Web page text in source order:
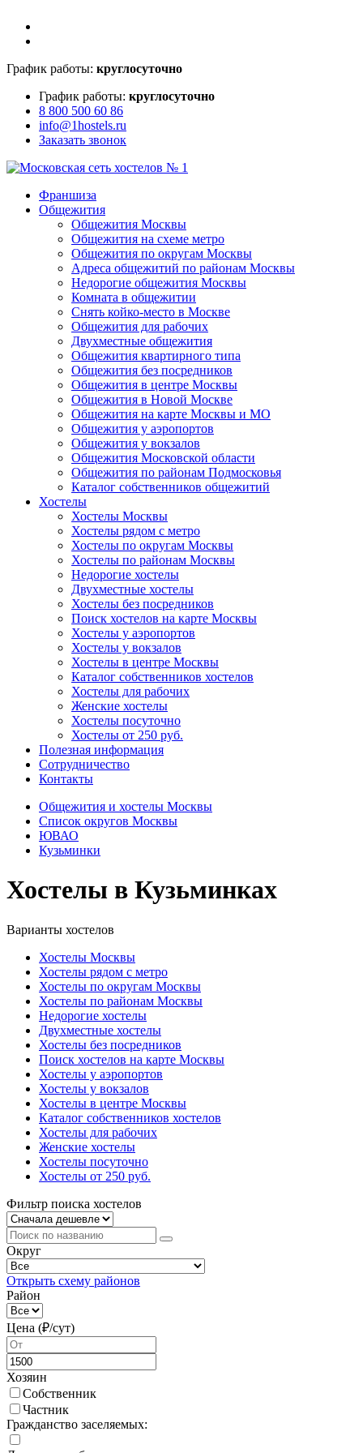
График работы: круглосуточно
График работы: круглосуточно
8 800 500 60 86
info@1hostels.ru
Заказать звонок
Франшиза
Общежития
Общежития Москвы
Общежития на схеме метро
Общежития по округам Москвы
Адреса общежитий по районам Москвы
Недорогие общежития Москвы
Комната в общежитии
Снять койко-место в Москве
Общежития для рабочих
Двухместные общежития
Общежития квартирного типа
Общежития без посредников
Общежития в центре Москвы
Общежития в Новой Москве
Общежития на карте Москвы и МО
Общежития у аэропортов
Общежития у вокзалов
Общежития Московской области
Общежития по районам Подмосковья
Каталог собственников общежитий
Хостелы
Хостелы Москвы
Хостелы рядом с метро
Хостелы по округам Москвы
Хостелы по районам Москвы
Недорогие хостелы
Двухместные хостелы
Хостелы без посредников
Поиск хостелов на карте Москвы
Хостелы у аэропортов
Хостелы у вокзалов
Хостелы в центре Москвы
Каталог собственников хостелов
Хостелы для рабочих
Женские хостелы
Хостелы посуточно
Хостелы от 250 руб.
Полезная информация
Сотрудничество
Контакты
Общежития и хостелы Москвы
Список округов Москвы
ЮВАО
Кузьминки
Хостелы в Кузьминках
Варианты хостелов
Хостелы Москвы
Хостелы рядом с метро
Хостелы по округам Москвы
Хостелы по районам Москвы
Недорогие хостелы
Двухместные хостелы
Хостелы без посредников
Поиск хостелов на карте Москвы
Хостелы у аэропортов
Хостелы у вокзалов
Хостелы в центре Москвы
Каталог собственников хостелов
Хостелы для рабочих
Женские хостелы
Хостелы посуточно
Хостелы от 250 руб.
Фильтр поиска хостелов
Округ
Открыть схему районов
Район
Цена (₽/cут)
Хозяин
Собственник
Частник
Гражданство заселяемых: